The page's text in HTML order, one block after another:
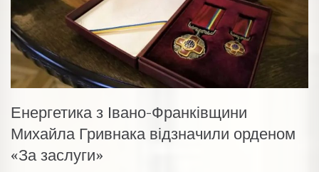
Енергетика з Івано-Франківщини
Михайла Гривнака відзначили орденом
«За заслуги»